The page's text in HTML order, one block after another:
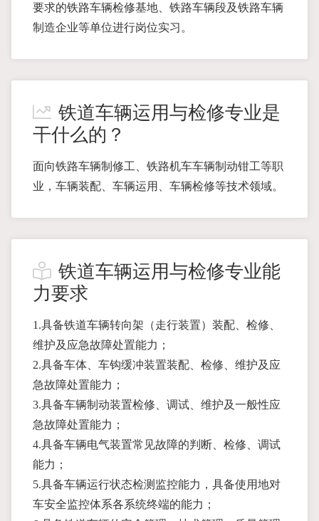
要求的铁路车辆检修基地、铁路车辆段及铁路车辆
制造企业等单位进行岗位实习。
铁道车辆运用与检修专业是
干什么的？
面向铁路车辆制修工、铁路机车车辆制动钳工等职
业，车辆装配、车辆运用、车辆检修等技术领域。
铁道车辆运用与检修专业能
力要求
1.具备铁道车辆转向架（走行装置）装配、检修、
维护及应急故障处置能力；
2.具备车体、车钩缓冲装置装配、检修、维护及应
急故障处置能力；
3.具备车辆制动装置检修、调试、维护及一般性应
急故障处置能力；
4.具备车辆电气装置常见故障的判断、检修、调试
能力；
5.具备车辆运行状态检测监控能力，具备使用地对
车安全监控体系各系统终端的能力；